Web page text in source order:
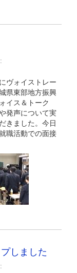
ヴォイストレー
県東部地方振興
イス＆トーク
声について実
きました。今日
職活動での面接
しました